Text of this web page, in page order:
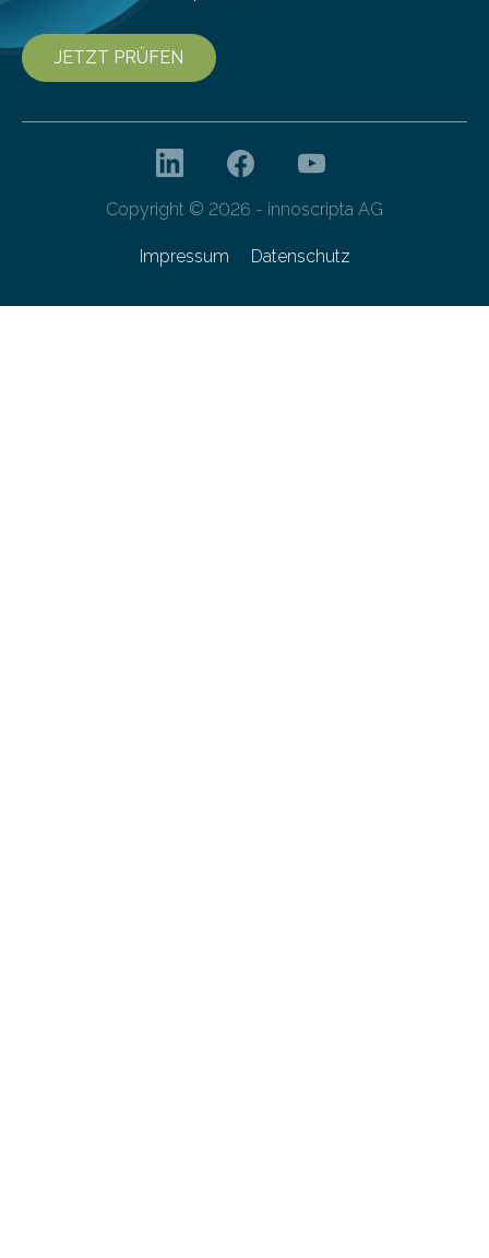
JETZT PRÜFEN
Copyright © 2026 - innoscripta AG
Impressum Datenschutz